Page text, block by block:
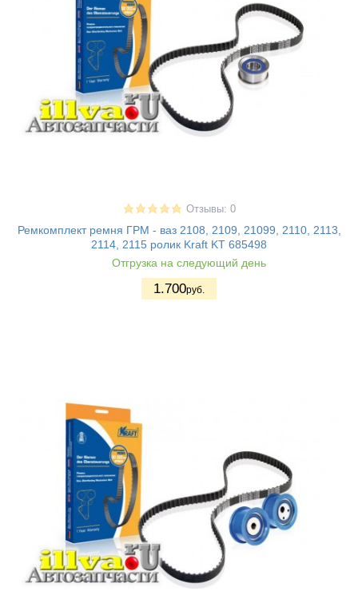
Отзывы: 0
Ремкомплект ремня ГРМ - ваз 2108, 2109, 21099, 2110, 2113,
2114, 2115 ролик Kraft KT 685498
Отгрузка на следующий день
1.700руб.